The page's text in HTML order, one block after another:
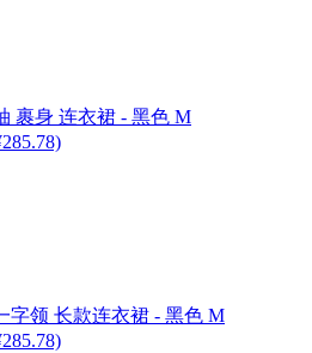
裹身 连衣裙 - 黑色 M
字领 长款连衣裙 - 黑色 M